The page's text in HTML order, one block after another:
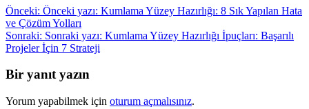
Önceki: Önceki yazı: Kumlama Yüzey Hazırlığı: 8 Sık Yapılan Hata
ve Çözüm Yolları
Sonraki: Sonraki yazı: Kumlama Yüzey Hazırlığı İpuçları: Başarılı
Projeler İçin 7 Strateji
Bir yanıt yazın
Yorum yapabilmek için oturum açmalısınız.